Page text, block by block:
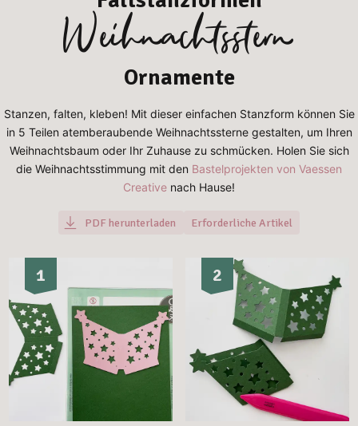
Weihnachtsstern
Ornamente
Stanzen, falten, kleben! Mit dieser einfachen Stanzform können Sie
in 5 Teilen atemberaubende Weihnachtssterne gestalten, um Ihren
Weihnachtsbaum oder Ihr Zuhause zu schmücken. Holen Sie sich
die Weihnachtsstimmung mit den Bastelprojekten von Vaessen
Creative nach Hause!
PDF herunterladen Erforderliche Artikel
1 2